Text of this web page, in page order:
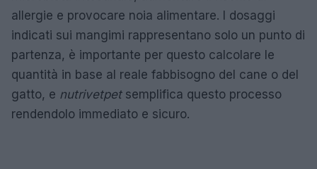
allergie e provocare noia alimentare. I dosaggi
indicati sui mangimi rappresentano solo un punto di
partenza, è importante per questo calcolare le
quantità in base al reale fabbisogno del cane o del
gatto, e nutrivetpetsemplifica questo processo
rendendolo immediato e sicuro.